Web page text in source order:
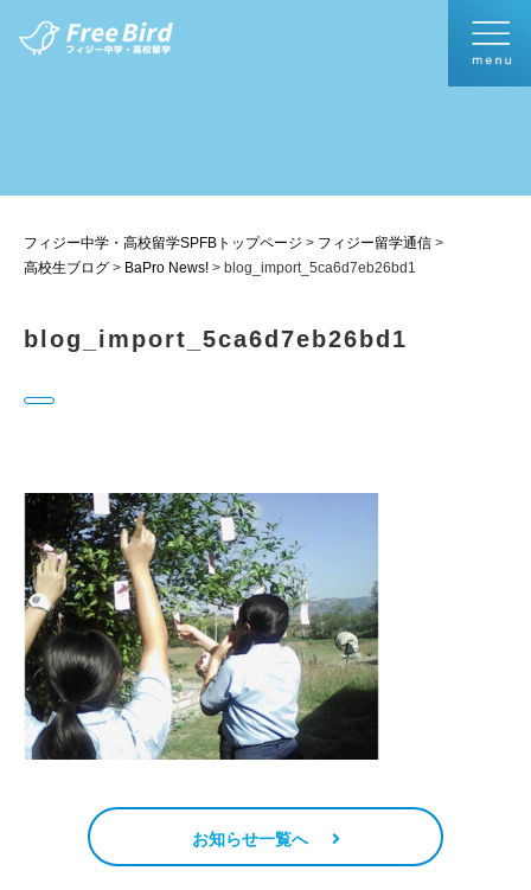
フィジー中学・高校留学SPFBトップページ > フィジー留学通信 >
高校生ブログ > BaPro News! > blog_import_5ca6d7eb26bd1
blog_import_5ca6d7eb26bd1
お知らせ一覧へ